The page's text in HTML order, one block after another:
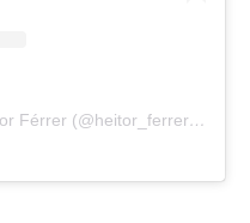
Um post compartilhado por Heitor Férrer (@heitor_ferrer77)